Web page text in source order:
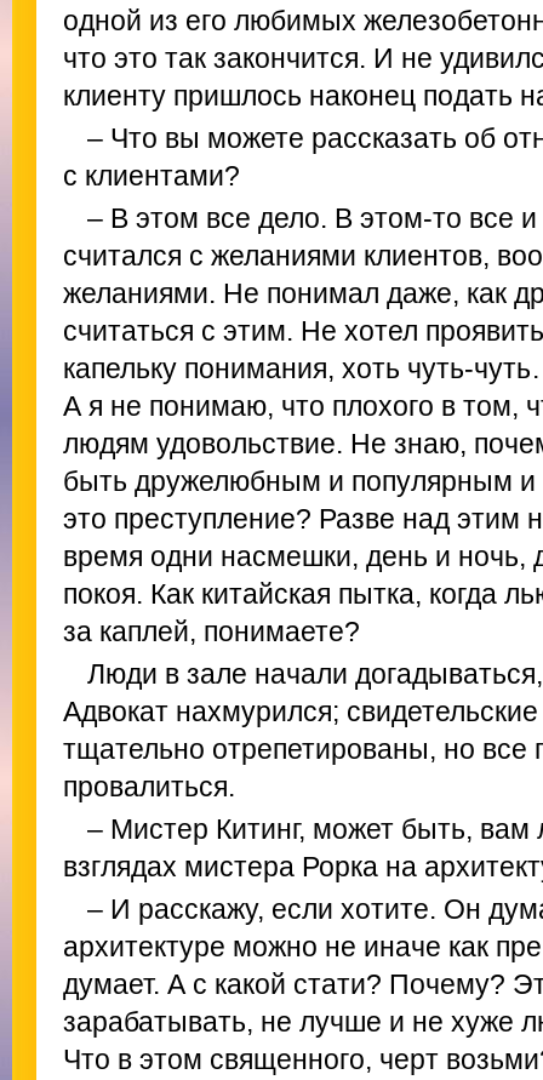
одной из его любимых
что это так закончится. И не
клиенту пришлось наконец подать
– Что вы можете рассказать об
с клиентами?
– В этом все дело. В этом-то все
считался с желаниями клиентов,
желаниями. Не понимал даже, как
считаться с этим. Не хотел
капельку понимания, хоть чуть-
А я не понимаю, что плохого в том,
людям удовольствие. Не знаю,
быть дружелюбным и популярным и
это преступление? Разве над этим
время одни насмешки, день и ночь,
покоя. Как китайская пытка, когда
за каплей, понимаете?
Люди в зале начали
Адвокат нахмурился;
тщательно отрепетированы, но все
провалиться.
– Мистер Китинг, может быть, вам
взглядах мистера Рорка на
– И расскажу, если хотите. Он
архитектуре можно не иначе как
думает. А с какой стати? Почему?
зарабатывать, не лучше и не хуже
Что в этом священного, черт